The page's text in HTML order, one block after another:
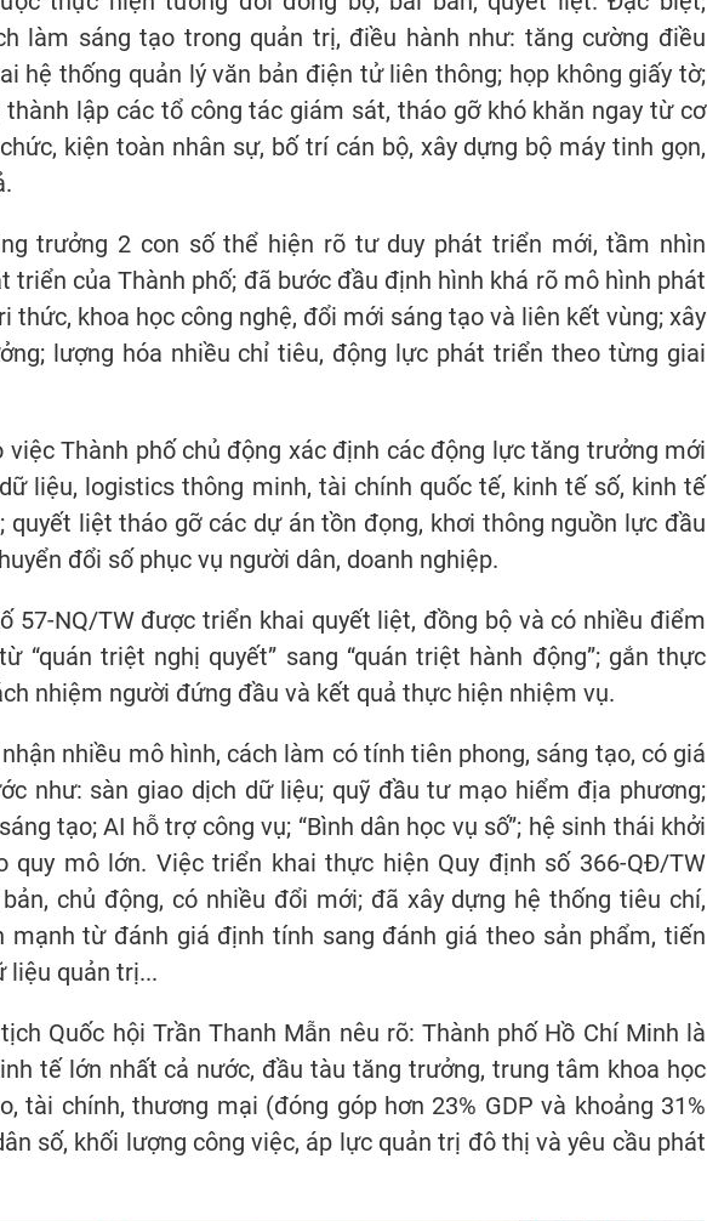
làm sáng tạo trong quản trị, điều hành như: tăng cường điều
hệ thống quản lý văn bản điện tử liên thông; họp không giấy tờ;
lập các tổ công tác giám sát, tháo gỡ khó khăn ngay từ cơ
kiện toàn nhân sự, bố trí cán bộ, xây dựng bộ máy tinh gọn,
trưởng 2 con số thể hiện rõ tư duy phát triển mới, tầm nhìn
triển của Thành phố; đã bước đầu định hình khá rõ mô hình phát
thức, khoa học công nghệ, đổi mới sáng tạo và liên kết vùng; xây
lượng hóa nhiều chỉ tiêu, động lực phát triển theo từng giai
Thành phố chủ động xác định các động lực tăng trưởng mới
liệu, logistics thông minh, tài chính quốc tế, kinh tế số, kinh tế
quyết liệt tháo gỡ các dự án tồn đọng, khơi thông nguồn lực đầu
đổi số phục vụ người dân, doanh nghiệp.
57-NQ/TW được triển khai quyết liệt, đồng bộ và có nhiều điểm
“quán triệt nghị quyết” sang “quán triệt hành động”; gắn thực
nhiệm người đứng đầu và kết quả thực hiện nhiệm vụ.
nhiều mô hình, cách làm có tính tiên phong, sáng tạo, có giá
như: sàn giao dịch dữ liệu; quỹ đầu tư mạo hiểm địa phương;
tạo; AI hỗ trợ công vụ; “Bình dân học vụ số”; hệ sinh thái khởi
quy mô lớn. Việc triển khai thực hiện Quy định số 366-QĐ/TW
chủ động, có nhiều đổi mới; đã xây dựng hệ thống tiêu chí,
mạnh từ đánh giá định tính sang đánh giá theo sản phẩm, tiến
liệu quản trị...
Quốc hội Trần Thanh Mẫn nêu rõ: Thành phố Hồ Chí Minh là
tế lớn nhất cả nước, đầu tàu tăng trưởng, trung tâm khoa học
tài chính, thương mại (đóng góp hơn 23% GDP và khoảng 31%
số, khối lượng công việc, áp lực quản trị đô thị và yêu cầu phát